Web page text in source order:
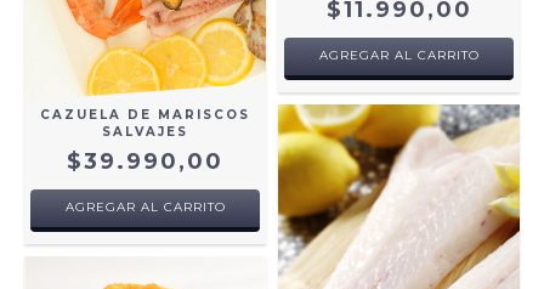
CAZUELA DE MARISCOS
SALVAJES
$39.990,00
AGREGAR AL CARRITO
$11.990,00
AGREGAR AL CARRITO